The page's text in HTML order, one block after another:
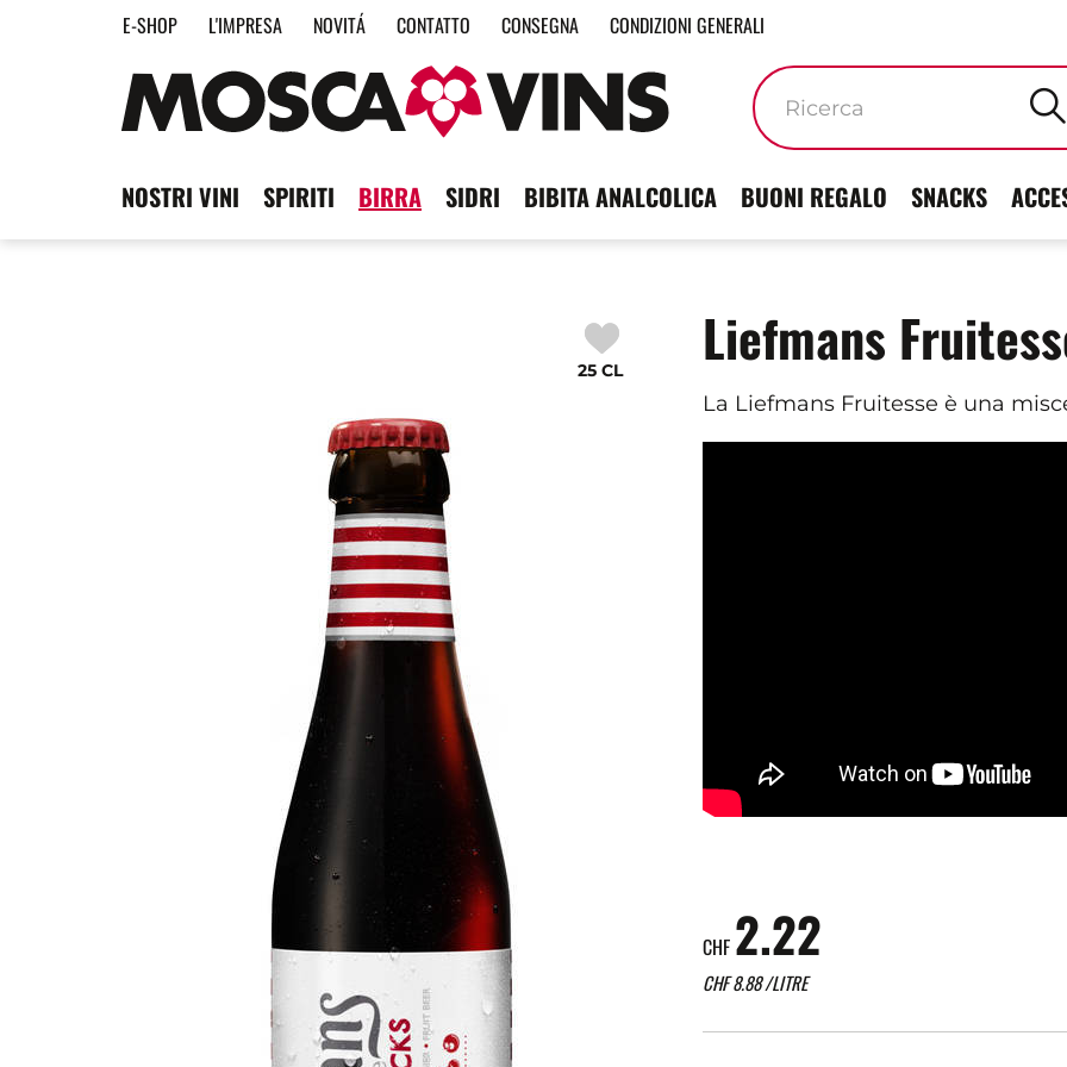
E-SHOP L'IMPRESA NOVITÁ CONTATTO CONSEGNA CONDIZIONI GENERALI
NOSTRI VINI SPIRITI BIRRA SIDRI BIBITA ANALCOLICA BUONI REGALO SNACKS
Parole
chiave
25 CL Liefmans
La Liefmans Fruitesse è una
CHF 2.22
CHF8.88/LITRE